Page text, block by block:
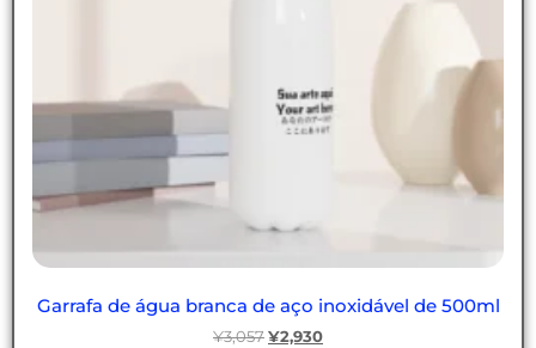
Garrafa de água branca de aço inoxidável de 500ml
¥3,057 ¥2,930